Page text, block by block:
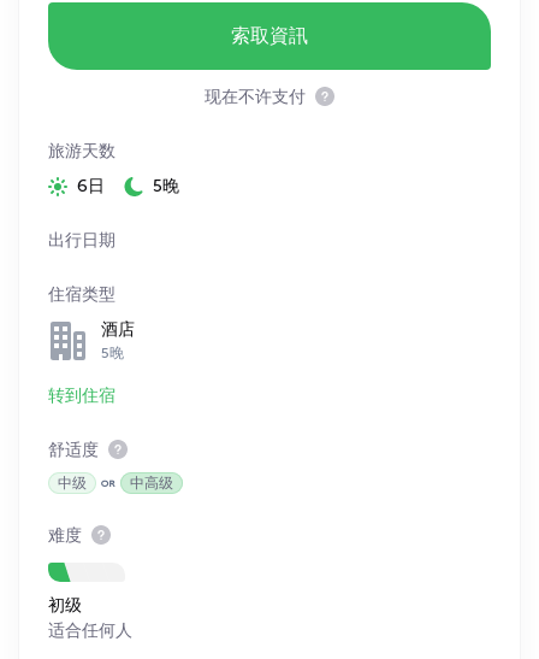
索取資訊
现在不许支付
旅游天数
6日
5晚
出行日期
住宿类型
酒店
5晚
转到住宿
舒适度
中级 中高级
难度
初级
适合任何人